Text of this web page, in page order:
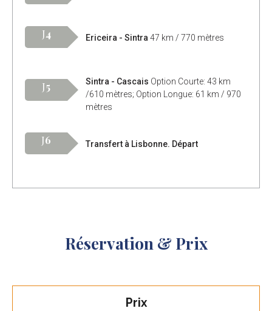
J4 Ericeira - Sintra 47 km / 770 mètres
J5 Sintra - Cascais Option Courte: 43 km
/610 mètres; Option Longue: 61 km / 970
mètres
J6 Transfert à Lisbonne. Départ
Réservation & Prix
Prix